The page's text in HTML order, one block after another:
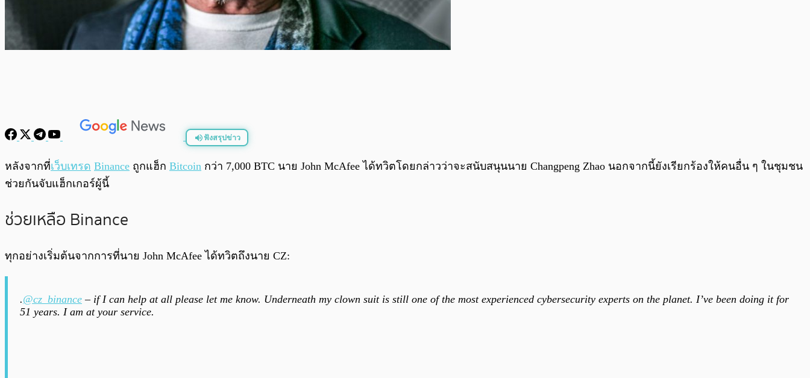
ฟังสรุปข่าว
พร้อมเล่น 0:00/ 0:00
หลังจากที่เว็บเทรด Binance ถูกแฮ็ก Bitcoin กว่า 7,000 BTC นาย John McAfee ได้ทวิตโดยกล่าวว่าจะสนับสนุนนาย Changpeng Zhao นอกจากนี้ยังเรียกร้องให้คนอื่น ๆ ในชุมชน
ช่วยกันจับแฮ็กเกอร์ผู้นี้
ช่วยเหลือ Binance
ทุกอย่างเริ่มต้นจากการที่นาย John McAfee ได้ทวิตถึงนาย CZ:
.@cz_binance – if I can help at all please let me know. Underneath my clown suit is still one of the most experienced cybersecurity experts on the planet. I’ve been doing it for
51 years. I am at your service.